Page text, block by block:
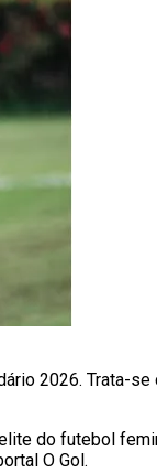
2026. Trata-se
do futebol
O Gol.